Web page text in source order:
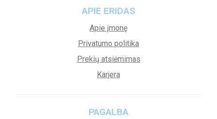
APIE ERIDAS
Apie įmonę
Privatumo politika
Prekių atsiėmimas
Karjera
PAGALBA